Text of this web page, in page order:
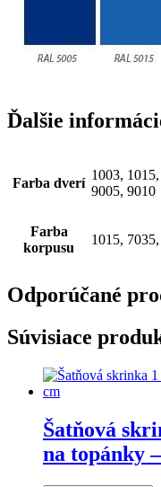
Ďalšie
Farba dverí
1003,
9005, 9010
Farba
korpusu
1015,
Odporúčané
Súvisiace
Šatňová
na topánky